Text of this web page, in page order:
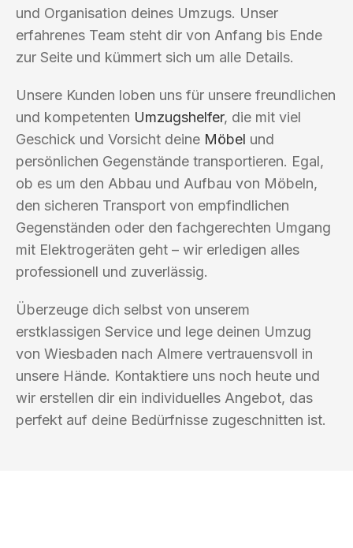
und Organisation deines Umzugs. Unser
erfahrenes Team steht dir von Anfang bis Ende
zur Seite und kümmert sich um alle Details.
Unsere Kunden loben uns für unsere freundlichen
und kompetenten Umzugshelfer, die mit viel
Geschick und Vorsicht deine Möbel und
persönlichen Gegenstände transportieren. Egal,
ob es um den Abbau und Aufbau von Möbeln,
den sicheren Transport von empfindlichen
Gegenständen oder den fachgerechten Umgang
mit Elektrogeräten geht – wir erledigen alles
professionell und zuverlässig.
Überzeuge dich selbst von unserem
erstklassigen Service und lege deinen Umzug
von Wiesbaden nach Almere vertrauensvoll in
unsere Hände. Kontaktiere uns noch heute und
wir erstellen dir ein individuelles Angebot, das
perfekt auf deine Bedürfnisse zugeschnitten ist.